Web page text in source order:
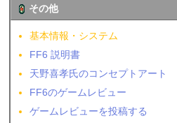
その他
基本情報・システム
FF6 説明書
天野喜孝氏のコンセプトアート
FF6のゲームレビュー
ゲームレビューを投稿する